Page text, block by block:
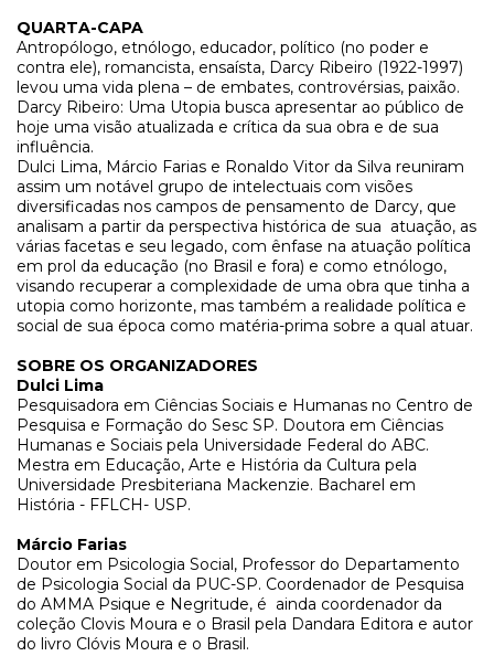
QUARTA-CAPA
Antropólogo, etnólogo, educador, político (no poder e
contra ele), romancista, ensaísta, Darcy Ribeiro (1922-1997)
levou uma vida plena – de embates, controvérsias, paixão.
Darcy Ribeiro: Uma Utopia busca apresentar ao público de
hoje uma visão atualizada e crítica da sua obra e de sua
influência.
Dulci Lima, Márcio Farias e Ronaldo Vitor da Silva reuniram
assim um notável grupo de intelectuais com visões
diversificadas nos campos de pensamento de Darcy, que
analisam a partir da perspectiva histórica de sua atuação, as
várias facetas e seu legado, com ênfase na atuação política
em prol da educação (no Brasil e fora) e como etnólogo,
visando recuperar a complexidade de uma obra que tinha a
utopia como horizonte, mas também a realidade política e
social de sua época como matéria-prima sobre a qual atuar.
SOBRE OS ORGANIZADORES
Dulci Lima
Pesquisadora em Ciências Sociais e Humanas no Centro de
Pesquisa e Formação do Sesc SP. Doutora em Ciências
Humanas e Sociais pela Universidade Federal do ABC.
Mestra em Educação, Arte e História da Cultura pela
Universidade Presbiteriana Mackenzie. Bacharel em
História - FFLCH- USP.
Márcio Farias
Doutor em Psicologia Social, Professor do Departamento
de Psicologia Social da PUC-SP. Coordenador de Pesquisa
do AMMA Psique e Negritude, é ainda coordenador da
coleção Clovis Moura e o Brasil pela Dandara Editora e autor
do livro Clóvis Moura e o Brasil.